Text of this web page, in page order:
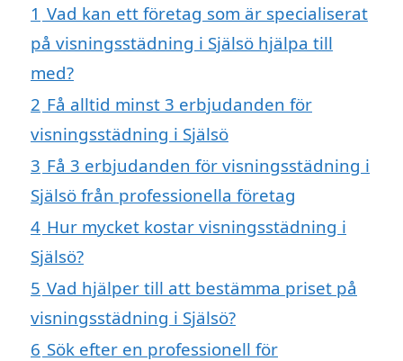
1 Vad kan ett företag som är specialiserat
på visningsstädning i Själsö hjälpa till
med?
2 Få alltid minst 3 erbjudanden för
visningsstädning i Själsö
3 Få 3 erbjudanden för visningsstädning i
Själsö från professionella företag
4 Hur mycket kostar visningsstädning i
Själsö?
5 Vad hjälper till att bestämma priset på
visningsstädning i Själsö?
6 Sök efter en professionell för